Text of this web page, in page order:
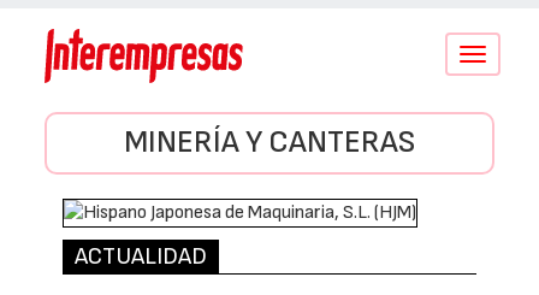
Conmutar
MINERÍA Y CANTERAS
ACTUALIDAD